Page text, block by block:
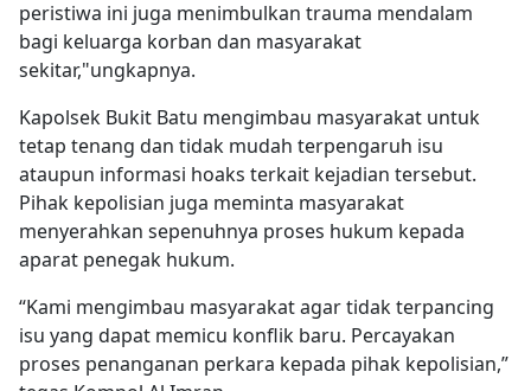
peristiwa ini juga menimbulkan trauma mendalam
bagi keluarga korban dan masyarakat
sekitar,"ungkapnya.
Kapolsek Bukit Batu mengimbau masyarakat untuk
tetap tenang dan tidak mudah terpengaruh isu
ataupun informasi hoaks terkait kejadian tersebut.
Pihak kepolisian juga meminta masyarakat
menyerahkan sepenuhnya proses hukum kepada
aparat penegak hukum.
“Kami mengimbau masyarakat agar tidak terpancing
isu yang dapat memicu konflik baru. Percayakan
proses penanganan perkara kepada pihak kepolisian,”